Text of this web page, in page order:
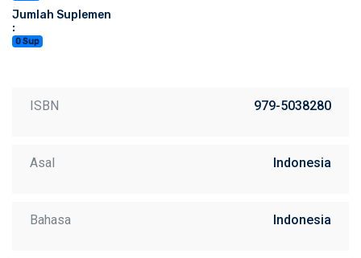
Jumlah Suplemen
:
0 Sup
ISBN 979-5038280
Asal Indonesia
Bahasa Indonesia